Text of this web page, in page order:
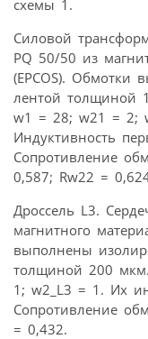
схемы 1.
Силовой
PQ 50/50 из
(EPCOS). Обмотки
лентой толщиной
w1 = 28; w21 = 2;
Индуктивность
Сопротивление
0,587; Rw22 =
Дроссель L3.
магнитного
выполнены
толщиной 200
1; w2_L3 = 1. Их
Сопротивление
= 0,432.